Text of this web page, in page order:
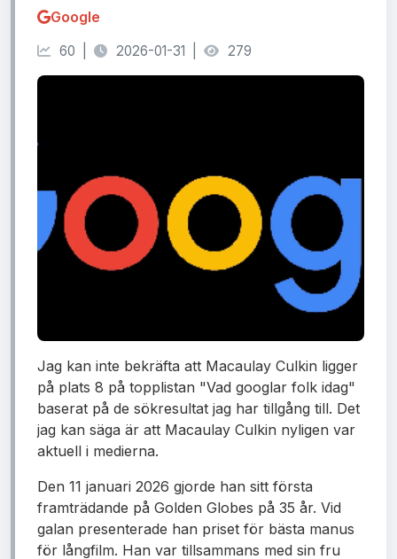
Google
60 | 2026-01-31 | 279
Jag kan inte bekräfta att Macaulay Culkin ligger
på plats 8 på topplistan "Vad googlar folk idag"
baserat på de sökresultat jag har tillgång till. Det
jag kan säga är att Macaulay Culkin nyligen var
aktuell i medierna.
Den 11 januari 2026 gjorde han sitt första
framträdande på Golden Globes på 35 år. Vid
galan presenterade han priset för bästa manus
för långfilm. Han var tillsammans med sin fru